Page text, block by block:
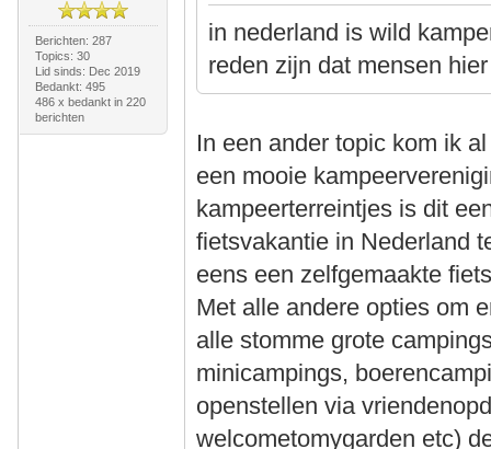
Berichten: 287
Topics: 30
Lid sinds: Dec 2019
Bedankt: 495
486 x bedankt in 220
berichten
in nederland is wild
reden zijn dat mensen
In een ander topic kom ik
een mooie
kampeerterreintjes is dit
fietsvakantie in Nederland
eens een zelfgemaakte
Met alle andere opties om
alle stomme grote
minicampings,
openstellen via
welcometomygarden etc)